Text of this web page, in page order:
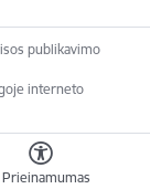
Prieinamumas
publikavimo
interneto